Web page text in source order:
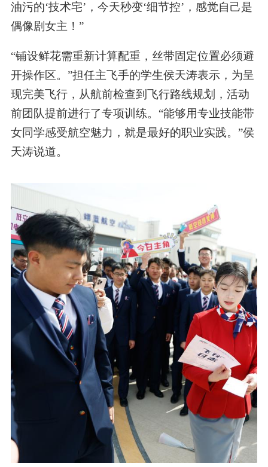
油污的‘技术宅’，今天秒变‘细节控’，感觉自己是
偶像剧女主！”
“铺设鲜花需重新计算配重，丝带固定位置必须避
开操作区。”担任主飞手的学生侯天涛表示，为呈
现完美飞行，从航前检查到飞行路线规划，活动
前团队提前进行了专项训练。“能够用专业技能带
女同学感受航空魅力，就是最好的职业实践。”侯
天涛说道。